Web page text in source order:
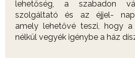
lehetőség, a szabadon
szolgáltató és az éjjel-
amely lehetővé teszi, hogy
nélkül vegyék igénybe a ház